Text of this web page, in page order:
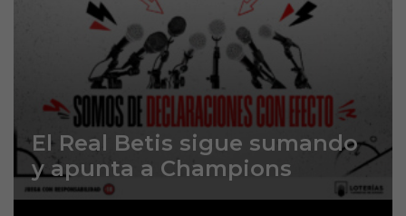
El Real Betis sigue sumando
y apunta a Champions